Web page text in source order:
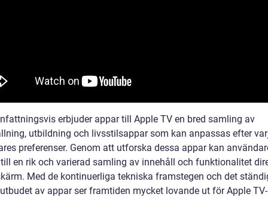
erbjuder appar till Apple TV en bred samling av
utbildning och livsstilsappar som kan anpassas efter
preferenser. Genom att utforska dessa appar kan
en rik och varierad samling av innehåll och funktionalitet
Med de kontinuerliga tekniska framstegen och det
av appar ser framtiden mycket lovande ut för Apple TV-